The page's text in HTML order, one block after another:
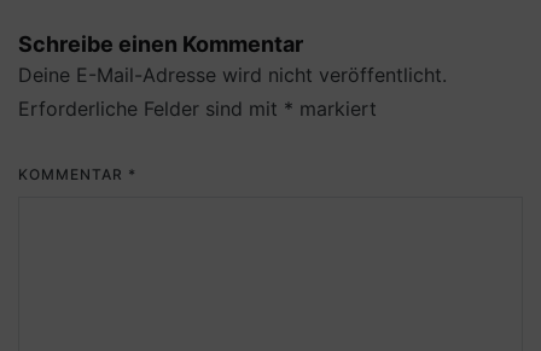
Schreibe einen Kommentar
Deine E-Mail-Adresse wird nicht veröffentlicht.
Erforderliche Felder sind mit * markiert
KOMMENTAR *